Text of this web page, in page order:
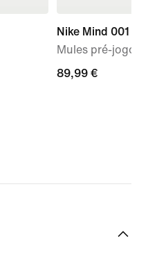
Nike Mind 001
Mules pré-jogo
89,99
89,99 €